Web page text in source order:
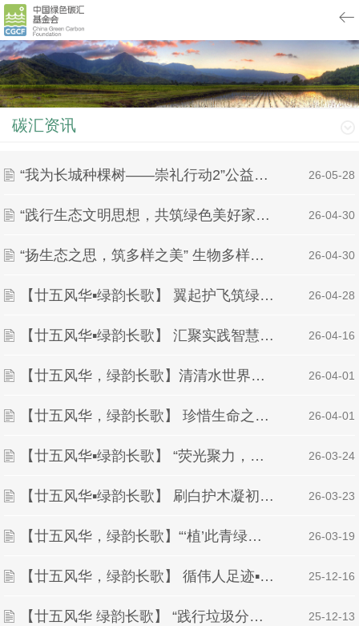
碳汇资讯
“我为长城种棵树——崇礼行动2”公益植树活动成功举办 中国绿色碳汇基金会助力长城生态保护 | 26-05-28
“践行生态文明思想，共筑绿色美好家园” ——习近平生态文明思想宣讲活动 | 26-04-30
“扬生态之思，筑多样之美” 生物多样性知识问答活动 | 26-04-30
【廿五风华▪绿韵长歌】 翼起护飞筑绿盾，青春同行守生灵 ——绿派社乐盈广场爱鸟宣讲活动圆满结束 | 26-04-28
【廿五风华▪绿韵长歌】 汇聚实践智慧，传承志愿精神 ——绿派社三下乡分享会活动圆满结束 | 26-04-16
【廿五风华，绿韵长歌】清清水世界・共护母亲河——绿派社赴艾溪湖开展世界水日宣讲活动 | 26-04-01
【廿五风华，绿韵长歌】 珍惜生命之源，共护碧水清流 ——绿派社世界水日主题摆点活动圆满结束 | 26-04-01
【廿五风华▪绿韵长歌】 “荧光聚力，低碳同行”—— 地球一小时节能主题活动圆满结束 | 26-03-24
【廿五风华▪绿韵长歌】 刷白护木凝初心，青春植绿绽芳华 ——绿派社护树活动圆满结束 | 26-03-23
【廿五风华，绿韵长歌】“‘植’此青绿，‘树’说未来”主题节日活动圆满举行 | 26-03-19
【廿五风华，绿韵长歌】 循伟人足迹▪问道长江文明 | 25-12-16
【廿五风华 绿韵长歌】 “践行垃圾分类，共绘生态蓝图”环保课堂圆满举行 | 25-12-13